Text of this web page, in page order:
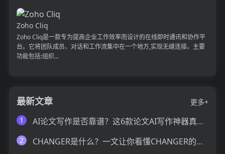
Zoho Cliq
Zoho Cliq是一款专为提高企业工作效率而设计的在线即时通讯和协作平
台。它将团队成员、对话和工作流集中在一个地方,实现无缝连接。主要
功能包括:组织...
最新文章
更多+
1
AI论文写作是否靠谱？这6款论文AI写作神器真的可以让你效率翻倍
2 CHANGER是什么？一文让你看懂CHANGER的技术原理、主要功能、应用场景